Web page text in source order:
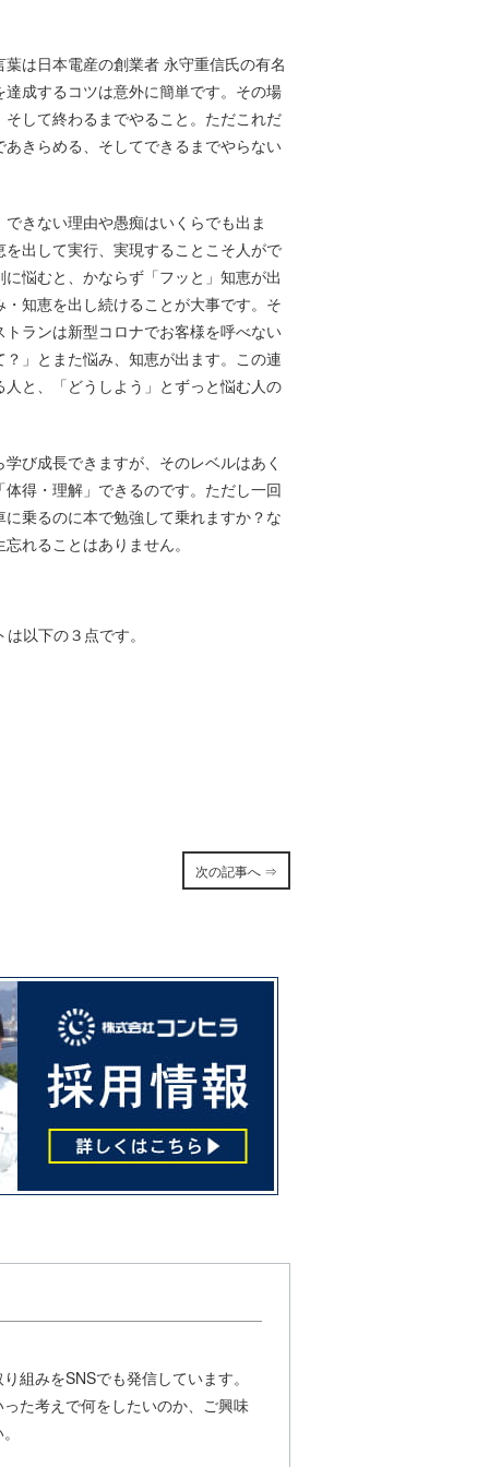
は日本電産の創業者 永守重信氏の有名
成するコツは意外に簡単です。その場
して終わるまでやること。ただこれだ
きらめる、そしてできるまでやらない
きない理由や愚痴はいくらでも出ま
出して実行、実現することこそ人がで
悩むと、かならず「フッと」知恵が出
知恵を出し続けることが大事です。そ
ランは新型コロナでお客様を呼べない
」とまた悩み、知恵が出ます。この連
と、「どうしよう」とずっと悩む人の
び成長できますが、そのレベルはあく
得・理解」できるのです。ただし一回
乗るのに本で勉強して乗れますか？な
れることはありません。
以下の３点です。
次の記事へ ⇒
組みをSNSでも発信しています。
た考えで何をしたいのか、ご興味